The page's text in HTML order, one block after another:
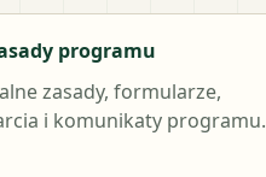
programu
zasady, formularze,
i komunikaty programu.